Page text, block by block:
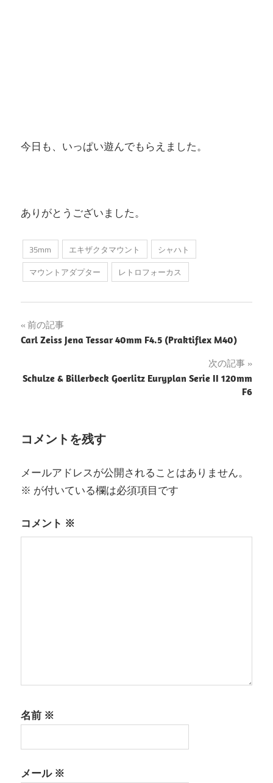
今日も、いっぱい遊んでもらえました。
ありがとうございました。
35mm エキザクタマウント
シャハト
マウントアダプター
レトロフォーカス
投
稿
ナ
ー
シ
ョ
ン
前の記事
Carl Zeiss Jena Tessar 40mm F4.5 (Praktiflex M40)
次の記事
Schulze & Billerbeck Goerlitz Euryplan Serie II 120mm
F6
コメントを残す
メールアドレスが公開されることはありません。
※ が付いている欄は必須項目です
コメント ※
名前 ※
メール※